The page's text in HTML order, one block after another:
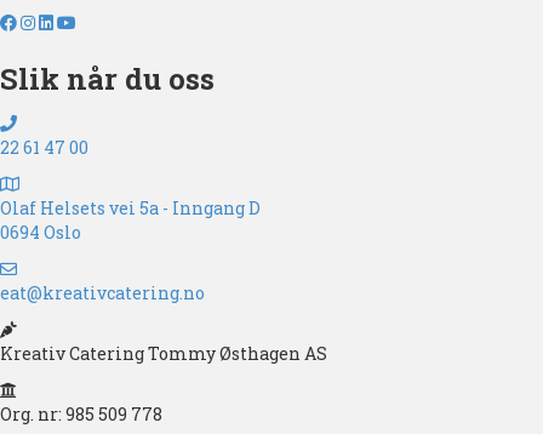
Slik når du oss
22 61 47 00
Olaf Helsets vei 5a - Inngang D
0694 Oslo
eat@kreativcatering.no
Kreativ Catering Tommy Østhagen AS
Org. nr: 985 509 778